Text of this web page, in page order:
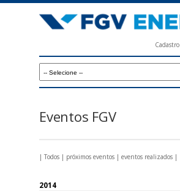
para
principal
V
r
Cadastro
Eventos FGV
| Todos | próximos eventos | eventos realizados |
2014